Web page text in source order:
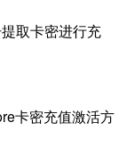
取卡密进行充
卡密充值激活方